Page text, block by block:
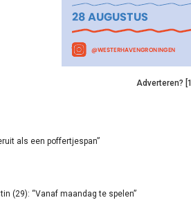
Adverteren? [1]
als een poffertjespan”
(29): “Vanaf maandag te spelen”